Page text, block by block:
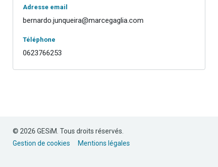
Adresse email
bernardo.junqueira@marcegaglia.com
Téléphone
0623766253
© 2026 GESiM. Tous droits réservés.
Gestion de cookies
Mentions légales